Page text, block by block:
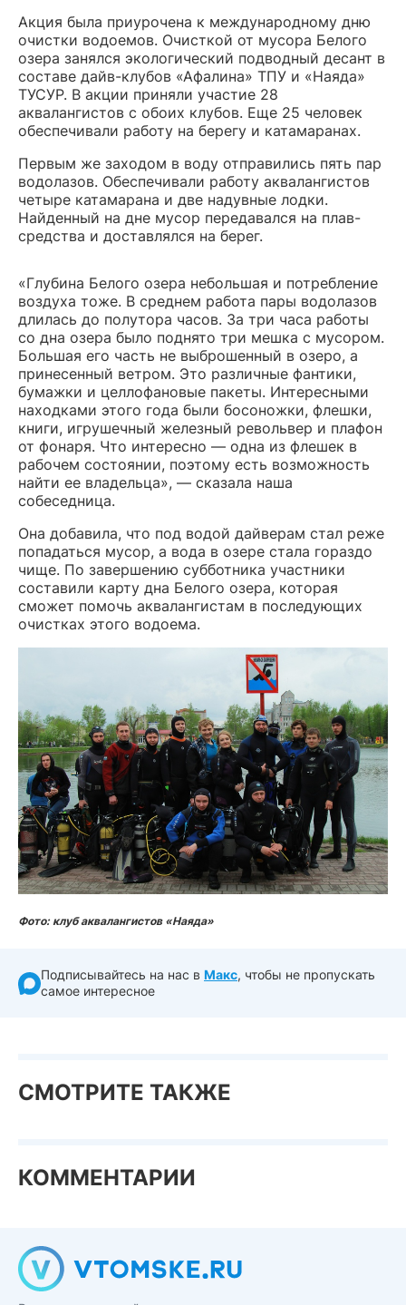
Акция была приурочена к международному дню
очистки водоемов. Очисткой от мусора Белого
озера занялся экологический подводный десант в
составе дайв-клубов «Афалина» ТПУ и «Наяда»
ТУСУР. В акции приняли участие 28
аквалангистов с обоих клубов. Еще 25 человек
обеспечивали работу на берегу и катамаранах.
Первым же заходом в воду отправились пять пар
водолазов. Обеспечивали работу аквалангистов
четыре катамарана и две надувные лодки.
Найденный на дне мусор передавался на плав-
средства и доставлялся на берег.
«Глубина Белого озера небольшая и потребление
воздуха тоже. В среднем работа пары водолазов
длилась до полутора часов. За три часа работы
со дна озера было поднято три мешка с мусором.
Большая его часть не выброшенный в озеро, а
принесенный ветром. Это различные фантики,
бумажки и целлофановые пакеты. Интересными
находками этого года были босоножки, флешки,
книги, игрушечный железный револьвер и плафон
от фонаря. Что интересно — одна из флешек в
рабочем состоянии, поэтому есть возможность
найти ее владельца», — сказала наша
собеседница.
Она добавила, что под водой дайверам стал реже
попадаться мусор, а вода в озере стала гораздо
чище. По завершению субботника участники
составили карту дна Белого озера, которая
сможет помочь аквалангистам в последующих
очистках этого водоема.
Фото: клуб аквалангистов «Наяда»
Подписывайтесь на нас в Макс, чтобы не пропускать
самое интересное
СМОТРИТЕ ТАКЖЕ
КОММЕНТАРИИ